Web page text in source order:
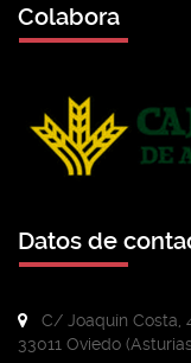
Colabora
Datos de
C/ Joaquín Costa,
33011 Oviedo